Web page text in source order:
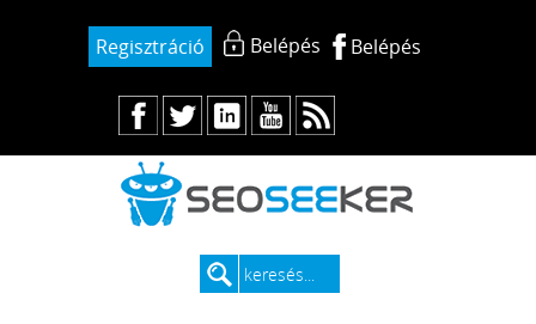
Regisztráció Belépés Belépés